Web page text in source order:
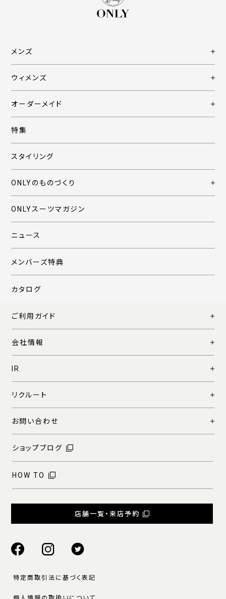
メンズ
ウィメンズ
オーダーメイド
特集
スタイリング
ONLYのものづくり
ONLYスーツマガジン
ニュース
メンバーズ特典
カタログ
ご利用ガイド
会社情報
IR
リクルート
お問い合わせ
ショップブログ
HOW TO
店舗一覧・来店予約
特定商取引法に基づく表記